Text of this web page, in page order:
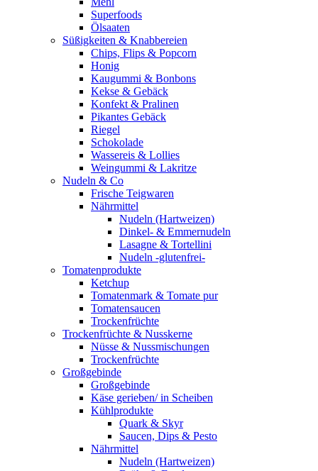
Superfoods
Ölsaaten
Süßigkeiten & Knabbereien
Chips, Flips & Popcorn
Honig
Kaugummi & Bonbons
Kekse & Gebäck
Konfekt & Pralinen
Pikantes Gebäck
Riegel
Schokolade
Wassereis & Lollies
Weingummi & Lakritze
Nudeln & Co
Frische Teigwaren
Nährmittel
Nudeln (Hartweizen)
Dinkel- & Emmernudeln
Lasagne & Tortellini
Nudeln -glutenfrei-
Tomatenprodukte
Ketchup
Tomatenmark & Tomate pur
Tomatensaucen
Trockenfrüchte
Trockenfrüchte & Nusskerne
Nüsse & Nussmischungen
Trockenfrüchte
Großgebinde
Großgebinde
Käse gerieben/ in Scheiben
Kühlprodukte
Quark & Skyr
Saucen, Dips & Pesto
Nährmittel
Nudeln (Hartweizen)